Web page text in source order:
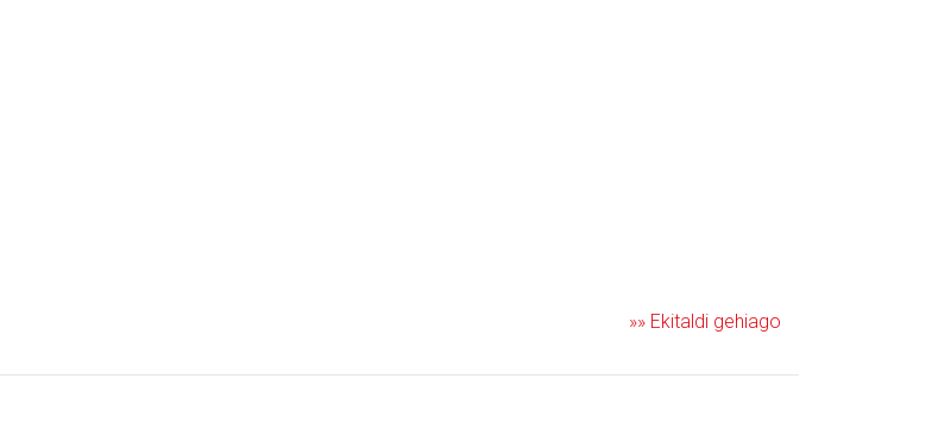
»» Ekitaldi gehiago